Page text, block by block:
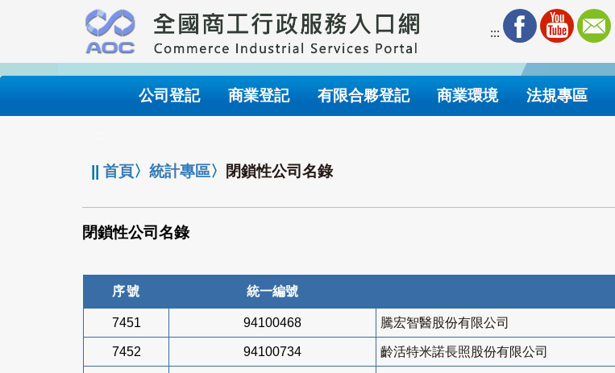
要
內
:::
公司登記 商業登記 有限合夥登記 商業環境 法規專區
||首頁〉統計專區〉 閉鎖性公司名錄
閉鎖性公司名錄
序號 統一編號
7451 94100468 騰宏智醫股份有限公司
7452 94100734 齡活特米諾長照股份有限公司